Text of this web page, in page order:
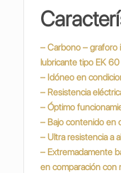
– Carbono – graforo
lubricante tipo EK 60
– Idóneo en
– Resistencia
– Óptimo
– Bajo contenido
– Ultra resistencia a
– Extremadamente
en comparación con